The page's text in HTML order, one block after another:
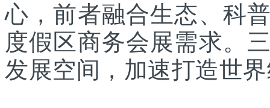
心，前者融合生态、科
度假区商务会展需求。
发展空间，加速打造世